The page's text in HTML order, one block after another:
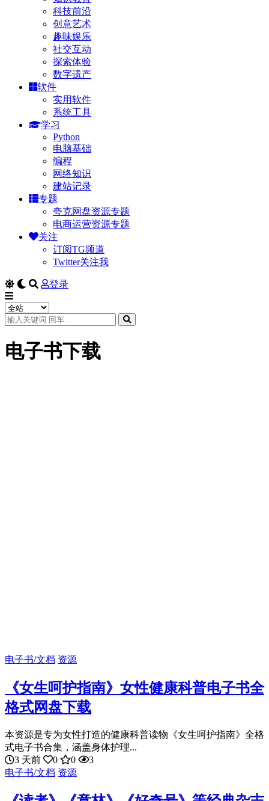
科技前沿
创意艺术
趣味娱乐
社交互动
探索体验
数字遗产
软件
实用软件
系统工具
学习
Python
电脑基础
编程
网络知识
建站记录
专题
夸克网盘资源专题
电商运营资源专题
关注
订阅TG频道
Twitter关注我
登录
电子书下载
电子书/文档 资源
《女生呵护指南》女性健康科普电子书全
格式网盘下载
本资源是专为女性打造的健康科普读物《女生呵护指南》全格
式电子书合集，涵盖身体护理...
3 天前
0 0
3
电子书/文档 资源